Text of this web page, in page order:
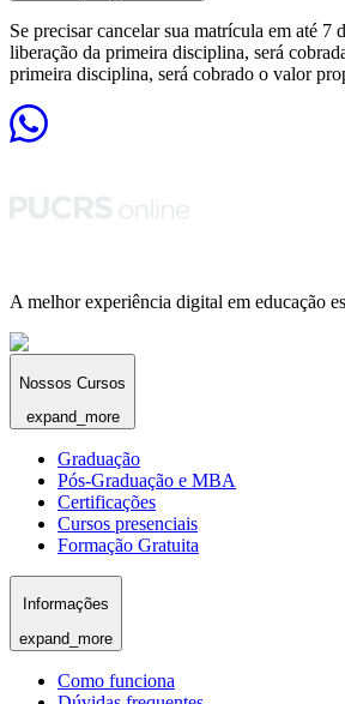
Se precisar cancelar sua matrícula em até
liberação da primeira disciplina, será
primeira disciplina, será cobrado o valor
A melhor experiência digital em educação
Nossos Cursos
expand_more
Graduação
Pós-Graduação e MBA
Certificações
Cursos presenciais
Formação Gratuita
Informações
expand_more
Como funciona